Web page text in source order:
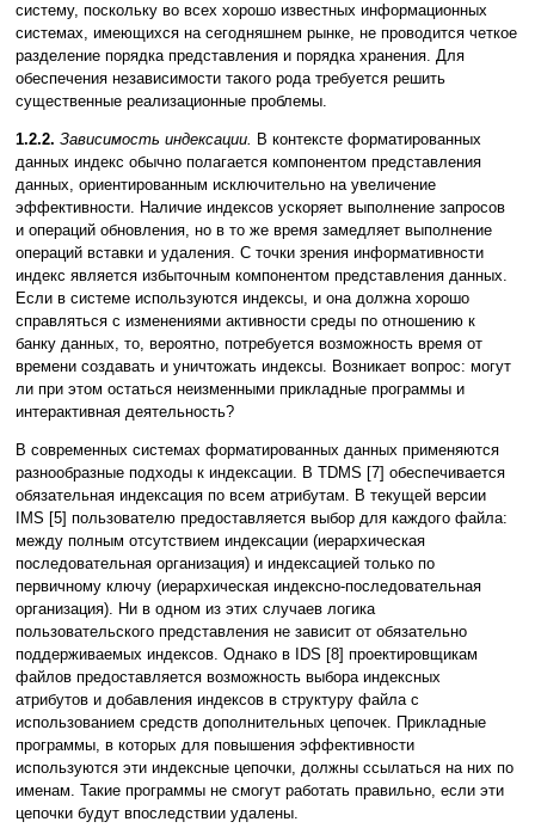
систему, поскольку во всех хорошо известных информационных
системах, имеющихся на сегодняшнем рынке, не проводится четкое
разделение порядка представления и порядка хранения. Для
обеспечения независимости такого рода требуется решить
существенные реализационные проблемы.
1.2.2. Зависимость индексации. В контексте форматированных
данных индекс обычно полагается компонентом представления
данных, ориентированным исключительно на увеличение
эффективности. Наличие индексов ускоряет выполнение запросов
и операций обновления, но в то же время замедляет выполнение
операций вставки и удаления. С точки зрения информативности
индекс является избыточным компонентом представления данных.
Если в системе используются индексы, и она должна хорошо
справляться с изменениями активности среды по отношению к
банку данных, то, вероятно, потребуется возможность время от
времени создавать и уничтожать индексы. Возникает вопрос: могут
ли при этом остаться неизменными прикладные программы и
интерактивная деятельность?
В современных системах форматированных данных применяются
разнообразные подходы к индексации. В TDMS [7] обеспечивается
обязательная индексация по всем атрибутам. В текущей версии
IMS [5] пользователю предоставляется выбор для каждого файла:
между полным отсутствием индексации (иерархическая
последовательная организация) и индексацией только по
первичному ключу (иерархическая индексно-последовательная
организация). Ни в одном из этих случаев логика
пользовательского представления не зависит от обязательно
поддерживаемых индексов. Однако в IDS [8] проектировщикам
файлов предоставляется возможность выбора индексных
атрибутов и добавления индексов в структуру файла с
использованием средств дополнительных цепочек. Прикладные
программы, в которых для повышения эффективности
используются эти индексные цепочки, должны ссылаться на них по
именам. Такие программы не смогут работать правильно, если эти
цепочки будут впоследствии удалены.